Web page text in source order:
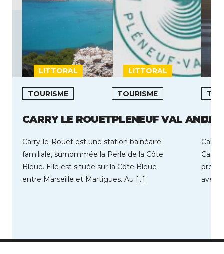
LITTORAL LITTORAL
TOURISME
CARRY LE ROUET
Carry-le-Rouet est une station balnéaire
familiale, surnommée la Perle de la Côte
Bleue. Elle est située sur la Côte Bleue
entre Marseille et Martigues. Au […]
TOURISME
PLENEUF VAL ANDRE
avec